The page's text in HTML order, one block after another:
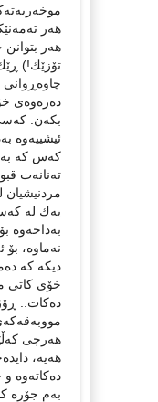
هه‌ر
هه‌ر بتوانن
تۆزێك!)
چاوه‌ڕوانی
ده‌ره‌وه‌ی
بكه‌ن.
ئیشییه‌وه‌
كه‌س كه‌ به‌م
ته‌نانه‌ت
یه‌ك له‌
به‌داخه‌وه‌
نه‌ماوه‌،
دیكه‌ كه‌
خۆی كاتی
ده‌كات..
هه‌رچی
هه‌یه‌،
ده‌كاته‌وه‌
به‌م جۆره‌